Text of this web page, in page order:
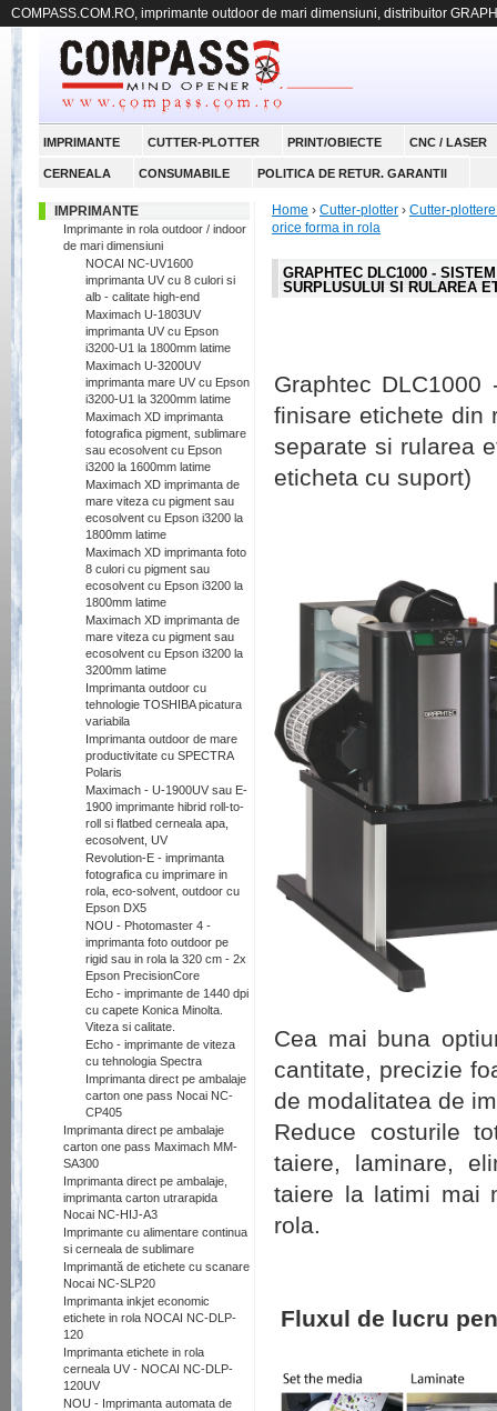
COMPASS.COM.RO, imprimante outdoor de mari dimensiuni, distribuitor
IMPRIMANTE CUTTER-PLOTTER PRINT/OBIECTE CNC / LASER
CERNEALA CONSUMABILE POLITICA DE RETUR. GARANTII
IMPRIMANTE
Imprimante in rola outdoor / indoor
de mari dimensiuni
NOCAI NC-UV1600
imprimanta UV cu 8 culori si
alb - calitate high-end
Maximach U-1803UV
imprimanta UV cu Epson
i3200-U1 la 1800mm latime
Maximach U-3200UV
imprimanta mare UV cu Epson
i3200-U1 la 3200mm latime
Maximach XD imprimanta
fotografica pigment, sublimare
sau ecosolvent cu Epson
i3200 la 1600mm latime
Maximach XD imprimanta de
mare viteza cu pigment sau
ecosolvent cu Epson i3200 la
1800mm latime
Maximach XD imprimanta foto
8 culori cu pigment sau
ecosolvent cu Epson i3200 la
1800mm latime
Maximach XD imprimanta de
mare viteza cu pigment sau
ecosolvent cu Epson i3200 la
3200mm latime
Imprimanta outdoor cu
tehnologie TOSHIBA picatura
variabila
Imprimanta outdoor de mare
productivitate cu SPECTRA
Polaris
Maximach - U-1900UV sau E-
1900 imprimante hibrid roll-to-
roll si flatbed cerneala apa,
ecosolvent, UV
Revolution-E - imprimanta
fotografica cu imprimare in
rola, eco-solvent, outdoor cu
Epson DX5
NOU - Photomaster 4 -
imprimanta foto outdoor pe
rigid sau in rola la 320 cm - 2x
Epson PrecisionCore
Echo - imprimante de 1440 dpi
cu capete Konica Minolta.
Viteza si calitate.
Echo - imprimante de viteza
cu tehnologia Spectra
Imprimanta direct pe ambalaje
carton one pass Nocai NC-
CP405
Imprimanta direct pe ambalaje
carton one pass Maximach MM-
SA300
Imprimanta direct pe ambalaje,
imprimanta carton utrarapida
Nocai NC-HIJ-A3
Imprimante cu alimentare continua
si cerneala de sublimare
Imprimantă de etichete cu scanare
Nocai NC-SLP20
Imprimanta inkjet economic
etichete in rola NOCAI NC-DLP-
120
Imprimanta etichete in rola
cerneala UV - NOCAI NC-DLP-
120UV
NOU - Imprimanta automata de
Home › Cutter-plotter › Cutter-
orice forma in rola
GRAPHTEC DLC1000 -
SURPLUSULUI SI RULAREA
Graphtec
finisare etichete din
separate si rularea
eticheta cu suport)
Cea mai buna
cantitate, precizie
de modalitatea de
Reduce costurile
taiere, laminare,
taiere la latimi mai
rola.
Fluxul de lucru